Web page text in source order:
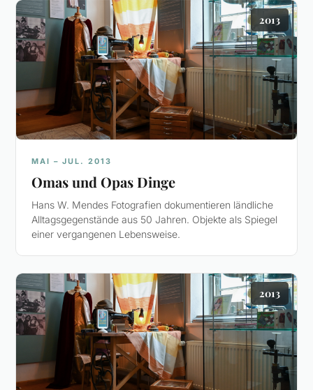
2013
MAI – JUL. 2013
Omas und Opas Dinge
Hans W. Mendes Fotografien dokumentieren ländliche
Alltagsgegenstände aus 50 Jahren. Objekte als Spiegel
einer vergangenen Lebensweise.
2013